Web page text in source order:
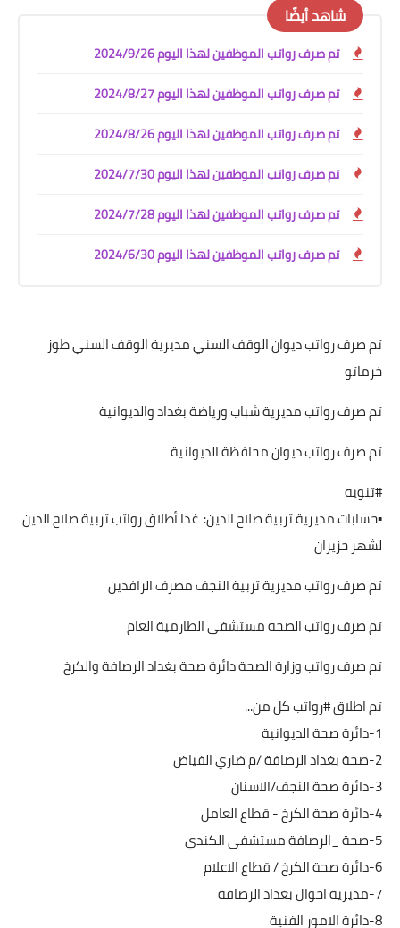
شاهد أيضًا
تم صرف رواتب الموظفين لهذا اليوم 2024/9/26
تم صرف رواتب الموظفين لهذا اليوم 2024/8/27
تم صرف رواتب الموظفين لهذا اليوم 2024/8/26
تم صرف رواتب الموظفين لهذا اليوم 2024/7/30
تم صرف رواتب الموظفين لهذا اليوم 2024/7/28
تم صرف رواتب الموظفين لهذا اليوم 2024/6/30
تم صرف رواتب ديوان الوقف السني مديرية الوقف السني طوز
خرماتو
تم صرف رواتب مديرية شباب ورياضة بغداد والديوانية
تم صرف رواتب ديوان محافظة الديوانية
#تنويه
▪️حسابات مديرية تربية صلاح الدين: غدا أطلاق رواتب تربية صلاح الدين
لشهر حزيران
تم صرف رواتب مديرية تربية النجف مصرف الرافدين
تم صرف رواتب الصحه مستشفى الطارمية العام
تم صرف رواتب وزارة الصحة دائرة صحة بغداد الرصافة والكرخ
تم اطلاق #رواتب كل من...
1-دائرة صحة الديوانية
2-صحة بغداد الرصافة /م ضاري الفياض
3-دائرة صحة النجف/الاسنان
4-دائرة صحة الكرخ - قطاع العامل
5-صحة _الرصافة مستشفى الكندي
6-دائرة صحة الكرخ / قطاع الاعلام
7-مديرية احوال بغداد الرصافة
8-دائرة الامور الفنية